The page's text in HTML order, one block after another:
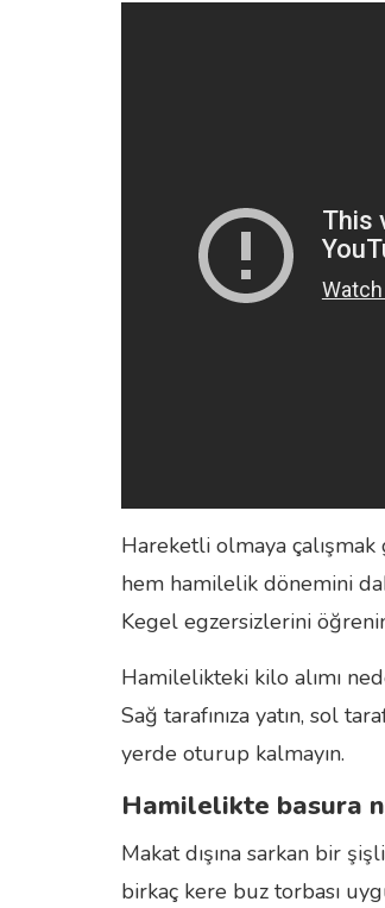
Hareketli olmaya
hem hamilelik dönemini
Kegel egzersizlerini
Hamilelikteki kilo alımı
Sağ tarafınıza yatın, sol
yerde oturup kalmayın.
Hamilelikte basura
Makat dışına sarkan bir
birkaç kere buz torbası